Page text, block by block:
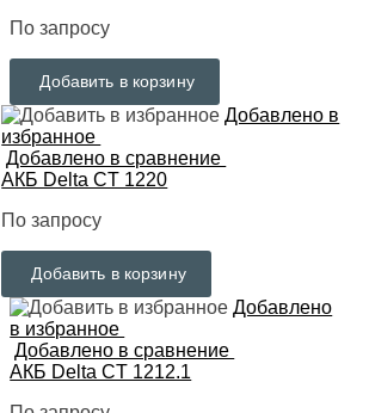
По запросу
Добавить в корзину
Добавлено в
избранное
Добавлено в сравнение
АКБ Delta CT 1220
По запросу
Добавить в корзину
Добавлено
в избранное
Добавлено в сравнение
АКБ Delta CT 1212.1